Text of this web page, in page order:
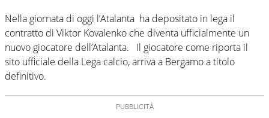
Nella giornata di oggi l’Atalanta ha depositato in lega il
contratto di Viktor Kovalenko che diventa ufficialmente un
nuovo giocatore dell’Atalanta.
Il giocatore come riporta il
sito ufficiale della Lega calcio, arriva a Bergamo a titolo
definitivo.